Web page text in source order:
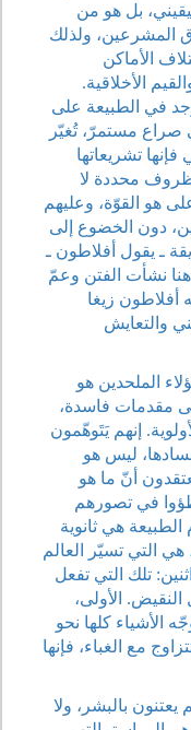
بل هو من
المشرعين، ولذلك
الأماكن
الأخلاقية.
في الطبيعة على
صراع مستمرّ، تُغيّر
فإنها تشريعاتها
محددة لا
هو القوّة، وعليهم
دون الخضوع إلى
ـ يقول أفلاطون ـ
نشأت الفتن وعمّ
أفلاطون زيغا
والتعايش
الملحدين هو
مقدمات فاسدة،
إنهم يَتَوهّمون
ليس هو
أنّ ما هو
في تصورهم
هي ثانوية
هي التي تسيّر العالم
تلك التي تفعل
النقيض. الأولى،
الأشياء كلها نحو
مع الغباء، فإنها
بالبشر، ولا